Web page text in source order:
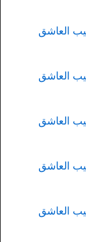
العاشق
العاشق
العاشق
العاشق
العاشق